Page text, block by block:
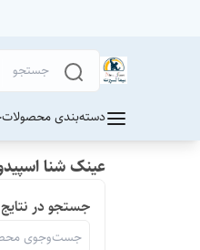
دسته‌بندی محصولات
عینک شنا
جستجو در نتایج